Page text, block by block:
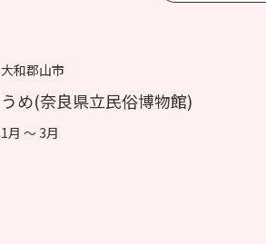
大和郡山市
うめ(奈良県立民俗博物館)
1月 ～ 3月